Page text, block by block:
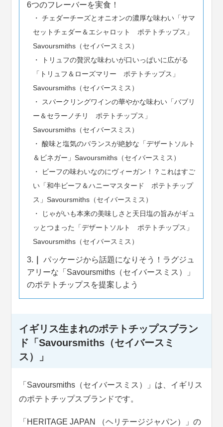
6つのフレーバーを実食！
チェダーチーズとオニオンの濃厚な味わい「サマ
セットチェダー＆エシャロット ポテトチップス」
Savoursmiths（セイバースミス）
トリュフの贅沢な味わいが口いっぱいに広がる
「トリュフ＆ローズマリー ポテトチップス」
Savoursmiths（セイバースミス）
スパークリングワインの華やかな味わい「バブリ
ー＆セラーノチリ ポテトチップス」
Savoursmiths（セイバースミス）
酸味と塩気のバランスが絶妙な「デザートソルト
＆ビネガー」Savoursmiths（セイバースミス）
ビーフの味わいなのにヴィーガン！？これはすご
い「和牛ビーフ＆ハニーマスタード ポテトチップ
ス」Savoursmiths（セイバースミス）
じゃがいも本来の美味しさと天日塩の旨みがギュ
ッとつまった「デザートソルト ポテトチップス」
Savoursmiths（セイバースミス）
3.
パッケージから話題になりそう！ラグジュ
アリーな「Savoursmiths（セイバースミス）」
のポテトチップスを提案しよう
イギリス生まれのポテトチップスブラン
ド「Savoursmiths（セイバースミ
ス）」
「Savoursmiths（セイバースミス）」は、イギリス
のポテトチップスブランドです。
「HERITAGE JAPAN （ヘリテージジャパン）」の